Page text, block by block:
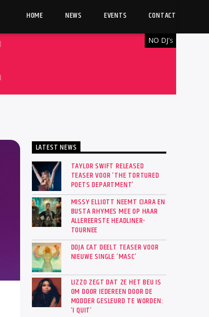
HOME NEWS EVENTS CONTACT
NO DJ'S
LATEST NEWS
TAYLOR SWIFT RELEASED
TEASER VOOR ‘THE TORTURED
POETS DEPARTMENT’
MISSY ELLIOTT NEEMT CIARA EN
BUSTA RHYMES MEE OP HAAR
ALLEREERSTE HEADLINER-
TOURNEE
DOJA CAT DEELT TEASER VOOR
NIEUWE SINGLE ‘MASC’
LIZZO ZEGT DAT ZE HET BEU IS
OM DOOR IEDEREEN DOOR DE
MODDER GESLEURD TE WORDEN:
‘I QUIT’